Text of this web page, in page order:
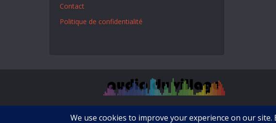
Contact
Politique de confidentialité
Copyright © 2017-2018 Audioduvillage.fr. All Rights Reserved. Theme by Meks